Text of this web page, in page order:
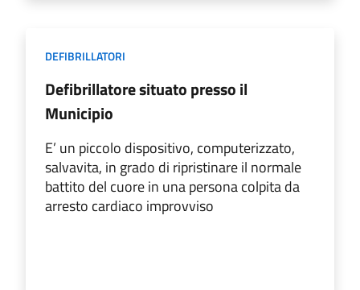
DEFIBRILLATORI
Defibrillatore situato presso il
Municipio
E’ un piccolo dispositivo, computerizzato,
salvavita, in grado di ripristinare il normale
battito del cuore in una persona colpita da
arresto cardiaco improvviso